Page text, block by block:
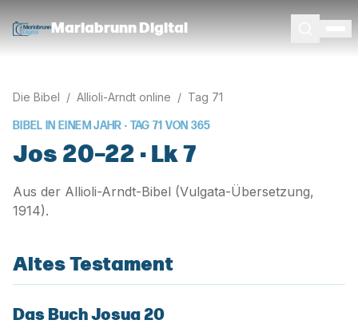
Mariabrunn Digital
Die Bibel / Allioli-Arndt online / Tag 71
BIBEL IN EINEM JAHR · TAG71 VON 365
Jos 20–22 · Lk 7
Aus der Allioli-Arndt-Bibel (Vulgata-Übersetzung,
1914).
Altes Testament
Das Buch Josua 20